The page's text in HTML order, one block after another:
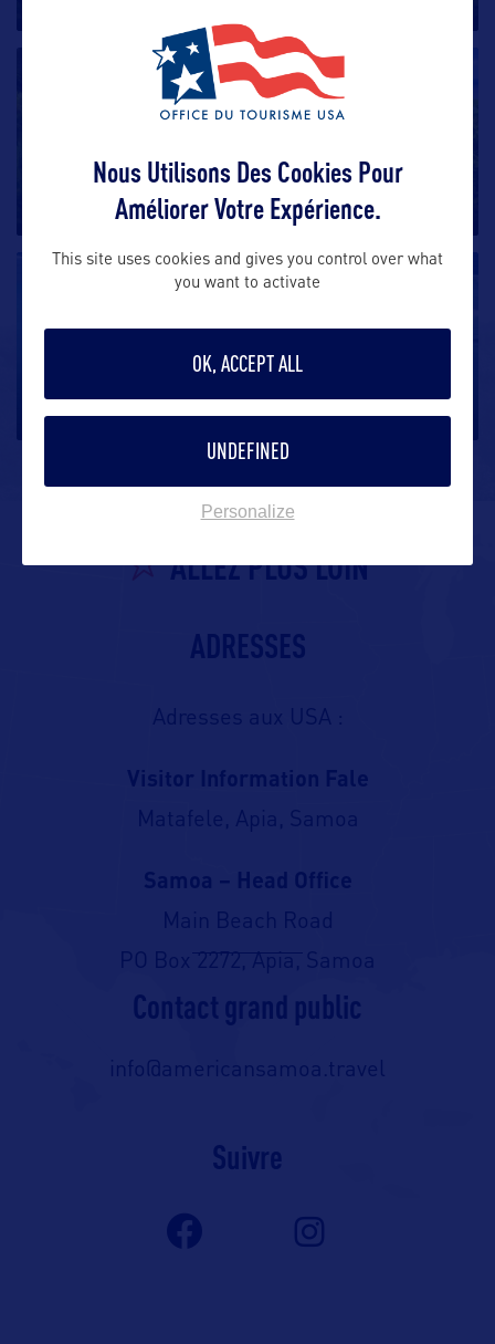
Situé sur l’île de Tutuila dans les Samoa américaines,
Matafao Peak culmine …
Rose Atoll
ALLEZ PLUS LOIN
ADRESSES
Adresses aux USA :
Visitor Information Fale
Matafele, Apia, Samoa
Samoa – Head Office
Main Beach Road
Contact grand public
info@americansamoa.travel
Suivre
Nous Utilisons Des Cookies Pour
Améliorer Votre Expérience.
This site uses cookies and gives you control over what
you want to activate
OK, ACCEPT ALL
UNDEFINED
Personalize